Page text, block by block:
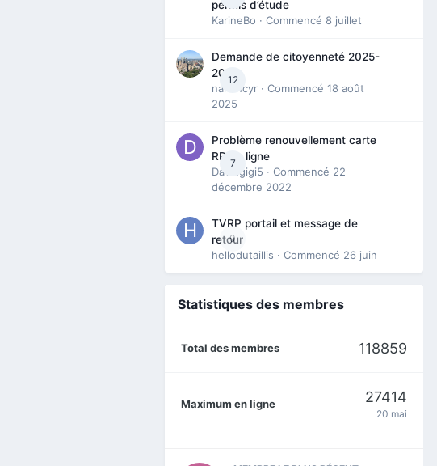
permis d’étude
KarineBo · Commencé 8 juillet
12
Demande de citoyenneté 2025-
2026
nanancyr · Commencé 18 août
2025
7
Problème renouvellement carte
RP en ligne
Davidgigi5 · Commencé 22
décembre 2022
0
TVRP portail et message de
retour
hellodutaillis · Commencé 26 juin
Statistiques des membres
Total des membres 118859
Maximum en ligne 27414
20 mai